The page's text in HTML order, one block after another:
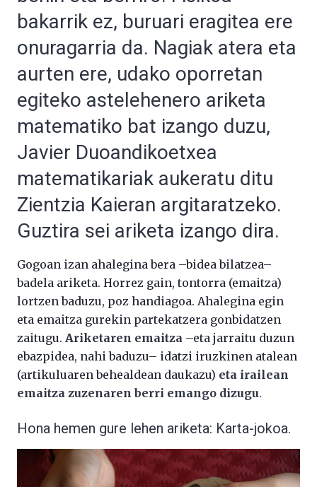
bakarrik ez, buruari eragitea ere
onuragarria da. Nagiak atera eta
aurten ere, udako oporretan
egiteko astelehenero ariketa
matematiko bat izango duzu,
Javier Duoandikoetxea
matematikariak aukeratu ditu
Zientzia Kaieran argitaratzeko.
Guztira sei ariketa izango dira.
Gogoan izan ahalegina bera –bidea bilatzea–
badela ariketa. Horrez gain, tontorra (emaitza)
lortzen baduzu, poz handiagoa. Ahalegina egin
eta emaitza gurekin partekatzera gonbidatzen
zaitugu. Ariketaren emaitza –eta jarraitu duzun
ebazpidea, nahi baduzu– idatzi iruzkinen atalean
(artikuluaren behealdean daukazu) eta irailean
emaitza zuzenaren berri emango dizugu.
Hona hemen gure lehen ariketa: Karta-jokoa.